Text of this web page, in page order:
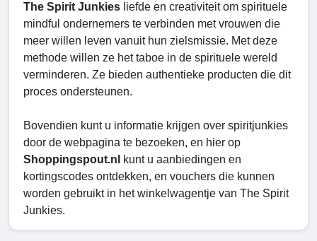
The Spirit Junkies liefde en creativiteit om spirituele
mindful ondernemers te verbinden met vrouwen die
meer willen leven vanuit hun zielsmissie. Met deze
methode willen ze het taboe in de spirituele wereld
verminderen. Ze bieden authentieke producten die dit
proces ondersteunen.
Bovendien kunt u informatie krijgen over spiritjunkies
door de webpagina te bezoeken, en hier op
Shoppingspout.nl
kunt u aanbiedingen en
kortingscodes ontdekken, en vouchers die kunnen
worden gebruikt in het winkelwagentje van The Spirit
Junkies.